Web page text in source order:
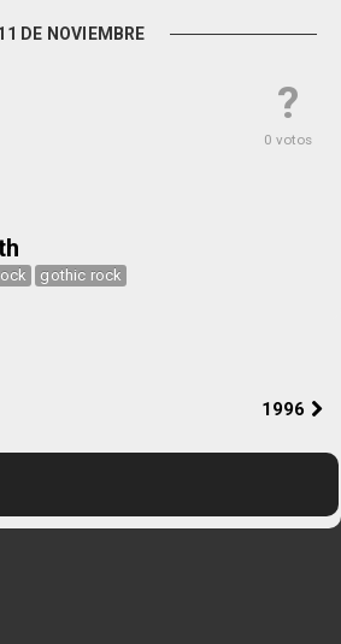
DE NOVIEMBRE
?
0 votos
gothic rock
1996